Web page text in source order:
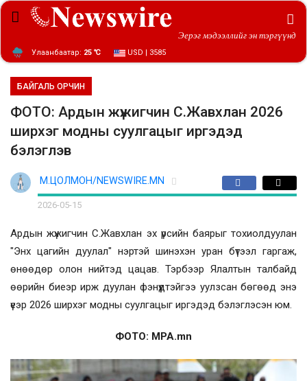
Эерэг мэдээллийг эн тэргүүнд
Улаанбаатар: 25 ℃ USD | 3585
БАЙГАЛЬ ОРЧИН
ФОТО: Ардын жүжигчин С.Жавхлан 2026
ширхэг модны суулгацыг иргэдэд
бэлэглэв
М.ЦОЛМОН/NEWSWIRE.MN
2026-05-15
Ардын жүжигчин С.Жавхлан эх үрсийн баярыг тохиолдуулан
"Энх цагийн дуулал" нэртэй шинэхэн уран бүтээл гаргаж,
өнөөдөр олон нийтэд цацав. Тэрбээр Ялалтын талбайд
өөрийн биеэр ирж дуулан фэнүүдтэйгээ уулзсан бөгөөд энэ
үеэр 2026 ширхэг модны суулгацыг иргэдэд бэлэглэсэн юм.
ФОТО: MPA.mn